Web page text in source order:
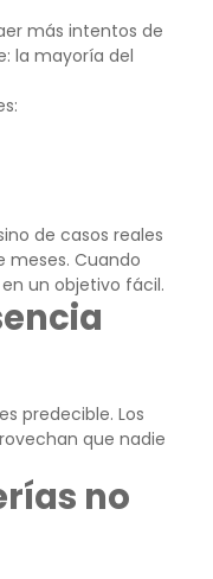
más intentos de
la mayoría del
de casos reales
meses. Cuando
un objetivo fácil.
predecible. Los
que nadie
no